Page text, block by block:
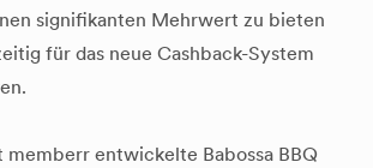
signifikanten Mehrwert zu bieten
für das neue Cashback-System
memberr entwickelte Babossa BBQ